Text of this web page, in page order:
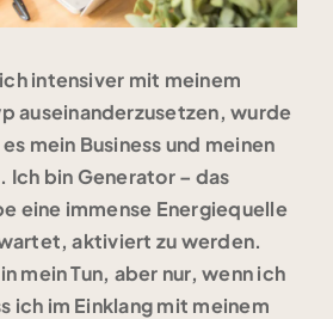
intensiver mit meinem
auseinanderzusetzen, wurde
mein Business und meinen
bin Generator – das
eine immense Energiequelle
aktiviert zu werden.
mein Tun, aber nur, wenn ich
ich im Einklang mit meinem